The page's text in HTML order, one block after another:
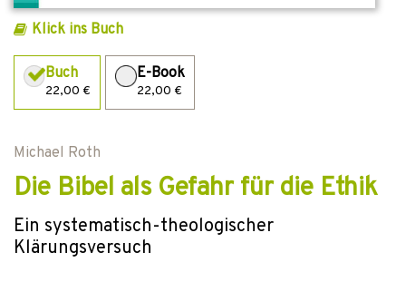
Klick ins Buch
Buch
22,00 €
E-Book
22,00 €
Michael Roth
Die Bibel als Gefahr für die Ethik
Ein systematisch-theologischer
Klärungsversuch